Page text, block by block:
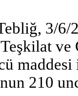
3/6/
Teşkilat
210